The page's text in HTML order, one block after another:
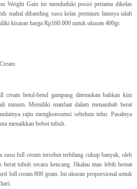
Weight Gain ini menduduki posisi pertama dikelas
mahal dibanding susu kelas premium lainnya ialah
kisaran harga Rp160.000 untuk ukuran 400gr.
cream betul-betul gampang ditemukan bahkan kini
minum. Memiliki manfaat dalam menambah berat
rajin mengkonsumsi sebelum tidur. Pasalnya
menaikkan bobot tubuh.
susu full cream tersebut terbilang cukup banyak, oleh
tubuh secara kencang. Jikalau mau lebih hemat
full cream 800 gram. Ini ukuran proporsional untuk